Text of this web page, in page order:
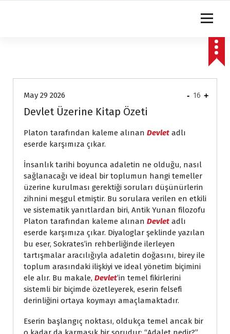
May 29 2026
Devlet Üzerine Kitap Özeti
Platon tarafından kaleme alınan Devlet adlı
eserde karşımıza çıkar.
İnsanlık tarihi boyunca adaletin ne olduğu, nasıl
sağlanacağı ve ideal bir toplumun hangi temeller
üzerine kurulması gerektiği soruları düşünürlerin
zihnini meşgul etmiştir. Bu sorulara verilen en etkili
ve sistematik yanıtlardan biri, Antik Yunan filozofu
Platon tarafından kaleme alınan Devlet adlı
eserde karşımıza çıkar. Diyaloglar şeklinde yazılan
bu eser, Sokrates’in rehberliğinde ilerleyen
tartışmalar aracılığıyla adaletin doğasını, birey ile
toplum arasındaki ilişkiyi ve ideal yönetim biçimini
ele alır. Bu makale, Devlet’in temel fikirlerini
sistemli bir biçimde özetleyerek, eserin felsefi
derinliğini ortaya koymayı amaçlamaktadır.
Eserin başlangıç noktası, oldukça temel ancak bir
- 16 +